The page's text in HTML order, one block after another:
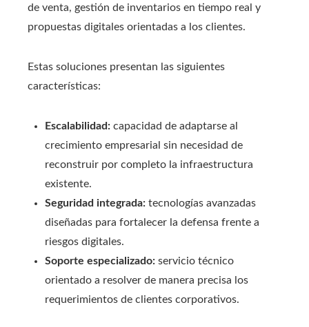
de venta, gestión de inventarios en tiempo real y
propuestas digitales orientadas a los clientes.
Estas soluciones presentan las siguientes
características:
Escalabilidad: capacidad de adaptarse al
crecimiento empresarial sin necesidad de
reconstruir por completo la infraestructura
existente.
Seguridad integrada: tecnologías avanzadas
diseñadas para fortalecer la defensa frente a
riesgos digitales.
Soporte especializado: servicio técnico
orientado a resolver de manera precisa los
requerimientos de clientes corporativos.